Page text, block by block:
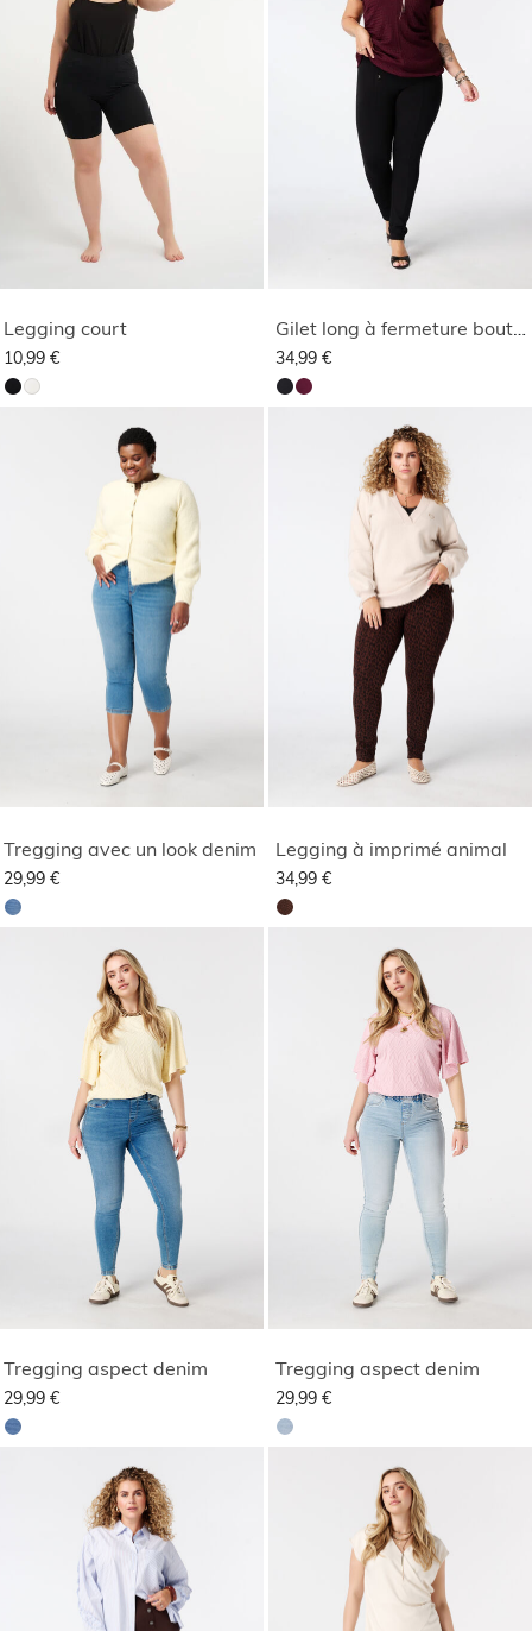
Legging court
10,99 €
Gilet long à fermeture boutonnée
34,99 €
Tregging avec un look denim
29,99 €
Legging à imprimé animal
34,99 €
Tregging aspect denim
29,99 €
Tregging aspect denim
29,99 €